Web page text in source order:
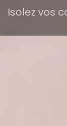
Isolez vos